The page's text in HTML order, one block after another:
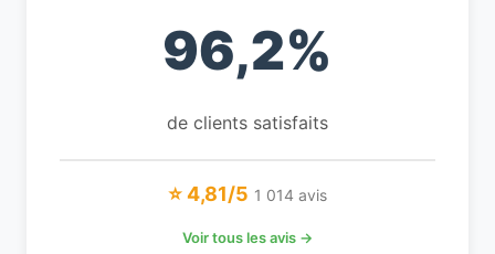
96,2%
de clients satisfaits
⭐ 4,81/5 1 014 avis
Voir tous les avis →